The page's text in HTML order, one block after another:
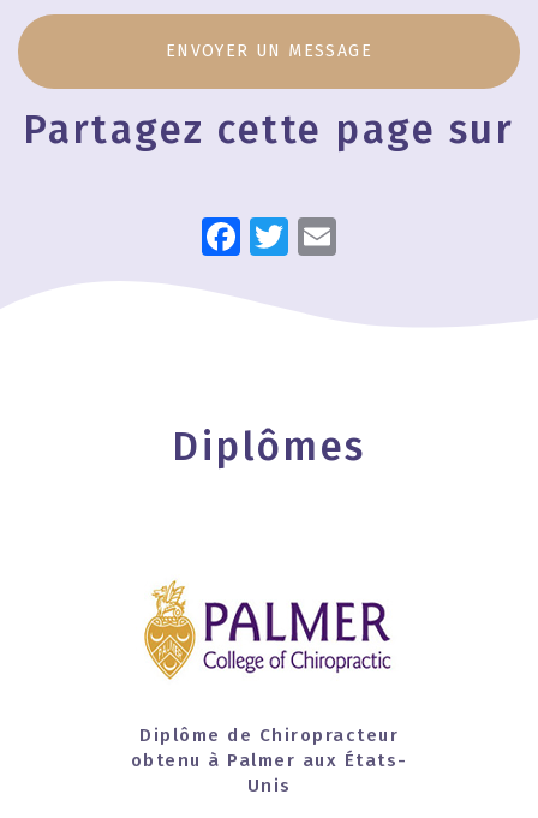
ENVOYER UN MESSAGE
Partagez cette page sur
Facebook
Twitter
Diplômes
Diplôme de Chiropracteur
obtenu à Palmer aux États-
Unis